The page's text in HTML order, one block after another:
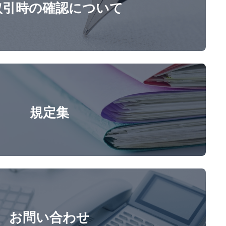
時の確認について
規定集
お問い合わせ